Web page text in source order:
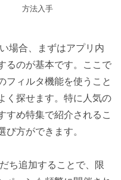
方法入手
場合、まずはアプリ内
るのが基本です。ここで
フィルタ機能を使うこと
く探せます。特に人気の
すめ特集で紹介されるこ
び方ができます。
ち追加することで、限